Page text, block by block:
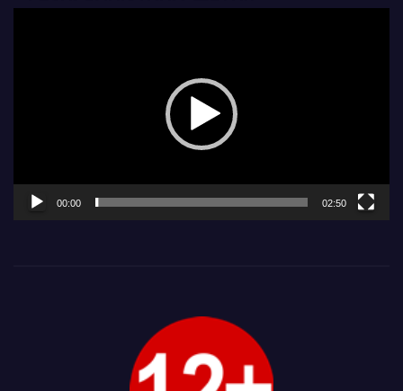
00:00 02:50